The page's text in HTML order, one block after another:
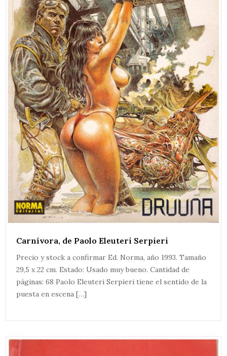
Carnívora, de Paolo Eleuteri Serpieri
Precio y stock a confirmar Ed. Norma, año 1993. Tamaño
29,5 x 22 cm. Estado: Usado muy bueno. Cantidad de
páginas: 68 Paolo Eleuteri Serpieri tiene el sentido de la
puesta en escena […]